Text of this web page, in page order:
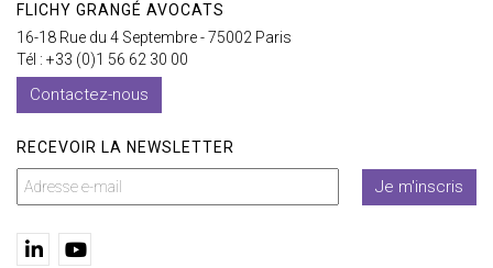
FLICHY GRANGÉ AVOCATS
16-18 Rue du 4 Septembre - 75002 Paris
Tél : +33 (0)1 56 62 30 00
Contactez-nous
RECEVOIR LA NEWSLETTER
Je m'inscris